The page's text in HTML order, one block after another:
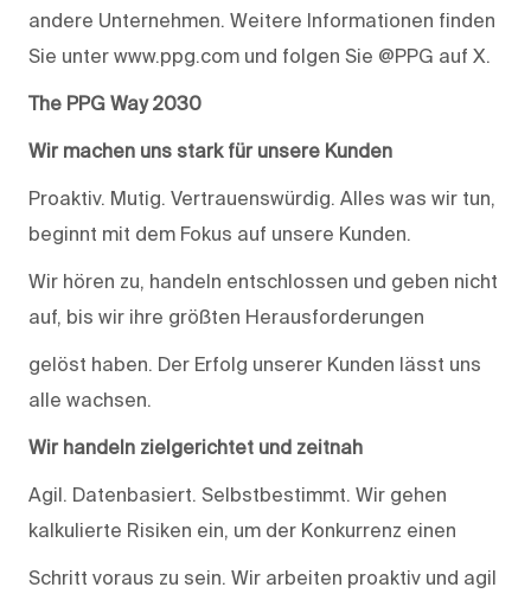
andere Unternehmen. Weitere Informationen finden
Sie unter www.ppg.com und folgen Sie @PPG auf X.
The PPG Way 2030
Wir machen uns stark für unsere Kunden
Proaktiv. Mutig. Vertrauenswürdig. Alles was wir tun,
beginnt mit dem Fokus auf unsere Kunden.
Wir hören zu, handeln entschlossen und geben nicht
auf, bis wir ihre größten Herausforderungen
gelöst haben. Der Erfolg unserer Kunden lässt uns
alle wachsen.
Wir handeln zielgerichtet und zeitnah
Agil. Datenbasiert. Selbstbestimmt. Wir gehen
kalkulierte Risiken ein, um der Konkurrenz einen
Schritt voraus zu sein. Wir arbeiten proaktiv und agil